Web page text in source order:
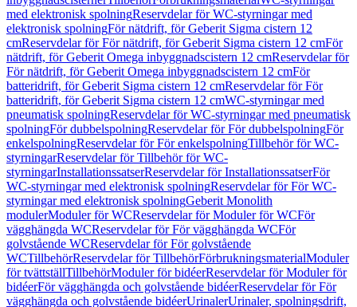
med elektronisk spolningReservdelar för WC-styrningar med
elektronisk spolningFör nätdrift, för Geberit Sigma cistern 12
cmReservdelar för För nätdrift, för Geberit Sigma cistern 12 cmFör
nätdrift, för Geberit Omega inbyggnadscistern 12 cmReservdelar för
För nätdrift, för Geberit Omega inbyggnadscistern 12 cmFör
batteridrift, för Geberit Sigma cistern 12 cmReservdelar för För
batteridrift, för Geberit Sigma cistern 12 cmWC-styrningar med
pneumatisk spolningReservdelar för WC-styrningar med pneumatisk
spolningFör dubbelspolningReservdelar för För dubbelspolningFör
enkelspolningReservdelar för För enkelspolningTillbehör för WC-
styrningarReservdelar för Tillbehör för WC-
styrningarInstallationssatserReservdelar för InstallationssatserFör
WC-styrningar med elektronisk spolningReservdelar för För WC-
styrningar med elektronisk spolningGeberit Monolith
modulerModuler för WCReservdelar för Moduler för WCFör
vägghängda WCReservdelar för För vägghängda WCFör
golvstående WCReservdelar för För golvstående
WCTillbehörReservdelar för TillbehörFörbrukningsmaterialModuler
för tvättställTillbehörModuler för bidéerReservdelar för Moduler för
bidéerFör vägghängda och golvstående bidéerReservdelar för För
vägghängda och golvstående bidéerUrinalerUrinaler, spolningsdrift,